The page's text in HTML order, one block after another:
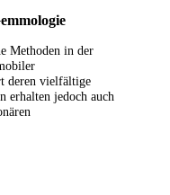
Methoden in der
deren vielfältige
erhalten jedoch auch